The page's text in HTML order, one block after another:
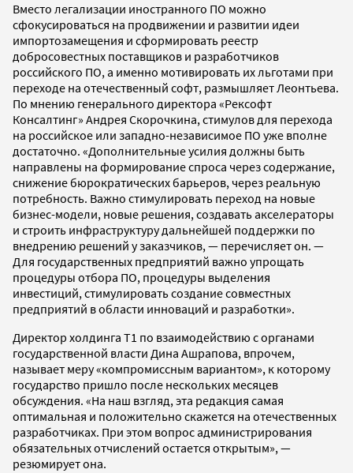
Вместо легализации иностранного ПО можно
сфокусироваться на продвижении и развитии идеи
импортозамещения и сформировать реестр
добросовестных поставщиков и разработчиков
российского ПО, а именно мотивировать их льготами при
переходе на отечественный софт, размышляет Леонтьева.
По мнению генерального директора «Рексофт
Консалтинг» Андрея Скорочкина, стимулов для перехода
на российское или западно-независимое ПО уже вполне
достаточно. «Дополнительные усилия должны быть
направлены на формирование спроса через содержание,
снижение бюрократических барьеров, через реальную
потребность. Важно стимулировать переход на новые
бизнес-модели, новые решения, создавать акселераторы
и строить инфраструктуру дальнейшей поддержки по
внедрению решений у заказчиков, — перечисляет он. —
Для государственных предприятий важно упрощать
процедуры отбора ПО, процедуры выделения
инвестиций, стимулировать создание совместных
предприятий в области инноваций и разработки».
Директор холдинга Т1 по взаимодействию с органами
государственной власти Дина Ашрапова, впрочем,
называет меру «компромиссным вариантом», к которому
государство пришло после нескольких месяцев
обсуждения. «На наш взгляд, эта редакция самая
оптимальная и положительно скажется на отечественных
разработчиках. При этом вопрос администрирования
обязательных отчислений остается открытым», —
резюмирует она.